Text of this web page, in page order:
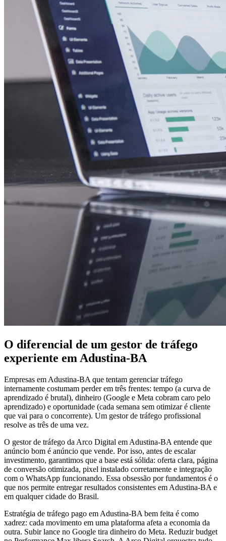
O diferencial de um gestor de tráfego
experiente em Adustina-BA
Empresas em Adustina-BA que tentam gerenciar tráfego
internamente costumam perder em três frentes: tempo (a curva de
aprendizado é brutal), dinheiro (Google e Meta cobram caro pelo
aprendizado) e oportunidade (cada semana sem otimizar é cliente
que vai para o concorrente). Um gestor de tráfego profissional
resolve as três de uma vez.
O gestor de tráfego da Arco Digital em Adustina-BA entende que
anúncio bom é anúncio que vende. Por isso, antes de escalar
investimento, garantimos que a base está sólida: oferta clara, página
de conversão otimizada, pixel instalado corretamente e integração
com o WhatsApp funcionando. Essa obsessão por fundamentos é o
que nos permite entregar resultados consistentes em Adustina-BA e
em qualquer cidade do Brasil.
Estratégia de tráfego pago em Adustina-BA bem feita é como
xadrez: cada movimento em uma plataforma afeta a economia da
outra. Subir lance no Google tira dinheiro do Meta. Reduzir budget